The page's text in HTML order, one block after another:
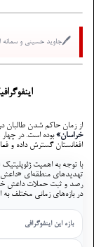
🖊️جاوید حسینی و سمانه
از زمان حاکم شدن طالبان
خراسان»بوده است. در
افغانستان گسترش داده و
با توجه به اهمیت
تهدیدهای منطقه‌ای «داعش
رصد و ثبت حملات داعش
در بازه‌های زمانی مختلف
بازه این اینفوگرافی